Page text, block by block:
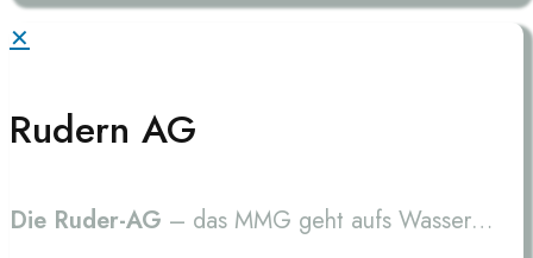
✕
Rudern AG
Die Ruder-AG – das MMG geht aufs Wasser…